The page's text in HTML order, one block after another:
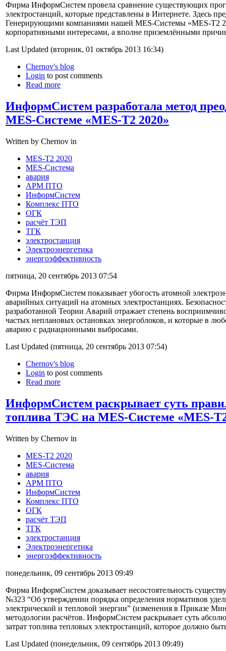
Фирма ИнформСистем провела сравнение существующих
электростанций, которые представлены в Интернете. Здесь
Генерирующими компаниями нашей MES-Системы «MES-T2
корпоративными интересами, а вполне приземлёнными
Last Updated (вторник, 01 октябрь 2013 16:34)
Chernov's blog
Login to post comments
Read more
ИнформСистем разработала метод
MES-Системе «MES-T2 2020»
Written by Chernov in
MES-T2 2020
MES-Система
авария
АРМ ПТО
ИнформСистем
Комплекс ПТО
ОГК
расчёт ТЭП
ТГК
электростанция
Электроэнергетика
энергоэффективность
пятница, 20 сентябрь 2013 07:54
Фирма ИнформСистем показывает убогость атомной
аварийных ситуаций на атомных электростанциях.
разработанной Теории Аварий отражает степень
частых неплановых остановках энергоблоков, и которые в
аварию с радиационными выбросами.
Last Updated (пятница, 20 сентябрь 2013 07:54)
Chernov's blog
Login to post comments
Read more
ИнформСистем раскрывает суть
топлива ТЭС на MES-Системе «MES-
Written by Chernov in
MES-T2 2020
MES-Система
авария
АРМ ПТО
ИнформСистем
Комплекс ПТО
ОГК
расчёт ТЭП
ТГК
электростанция
Электроэнергетика
энергоэффективность
понедельник, 09 сентябрь 2013 09:49
Фирма ИнформСистем доказывает несостоятельность
№323 “Об утверждении порядка определения нормативов
электрической и тепловой энергии” (изменения в Приказе
методологии расчётов. ИнформСистем раскрывает суть
затрат топлива тепловых электростанций, которое должно
Last Updated (понедельник, 09 сентябрь 2013 09:49)